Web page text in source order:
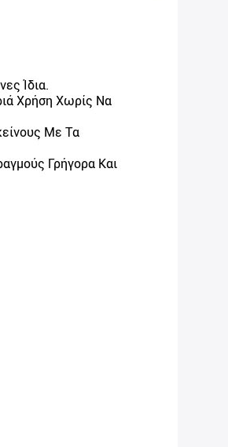
Ίδια.
Χρήση Χωρίς Να
Με Τα
Γρήγορα Και